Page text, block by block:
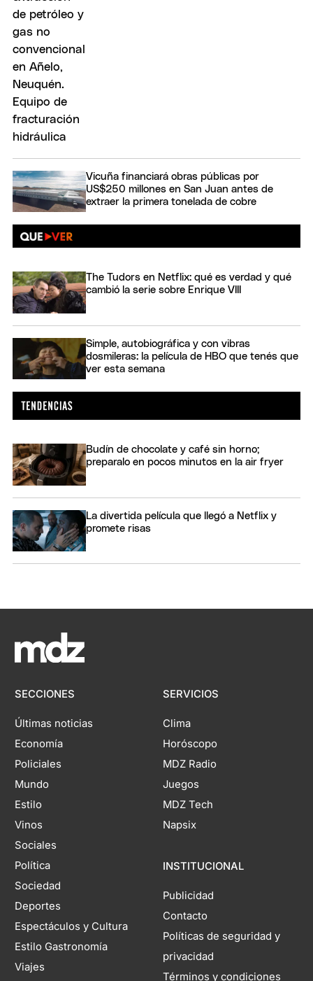
Vicuña financiará obras públicas por
US$250 millones en San Juan antes de
extraer la primera tonelada de cobre
The Tudors en Netflix: qué es verdad y qué
cambió la serie sobre Enrique VIII
Simple, autobiográfica y con vibras
dosmileras: la película de HBO que tenés que
ver esta semana
Budín de chocolate y café sin horno;
preparalo en pocos minutos en la air fryer
La divertida película que llegó a Netflix y
promete risas
SECCIONES
Últimas noticias
Economía
Policiales
Mundo
Estilo
Vinos
Sociales
Política
Sociedad
Deportes
Espectáculos y Cultura
Estilo Gastronomía
Viajes
SERVICIOS
Clima
Horóscopo
MDZ Radio
Juegos
MDZ Tech
Napsix
INSTITUCIONAL
Publicidad
Contacto
Políticas de seguridad y
privacidad
Términos y condiciones